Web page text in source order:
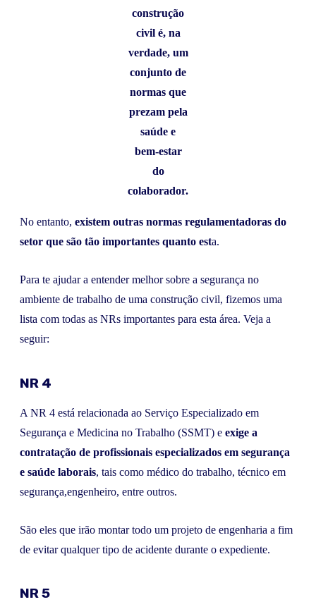
construção
civil é, na
verdade, um
conjunto de
normas que
prezam pela
saúde e
bem-estar
do
colaborador.
No entanto, existem outras normas regulamentadoras do
setor que são tão importantes quanto esta.
Para te ajudar a entender melhor sobre a segurança no
ambiente de trabalho de uma construção civil, fizemos uma
lista com todas as NRs importantes para esta área. Veja a
seguir:
NR 4
A NR 4 está relacionada ao Serviço Especializado em
Segurança e Medicina no Trabalho (SSMT) e exige a
contratação de profissionais especializados em segurança
e saúde laborais, tais como médico do trabalho, técnico em
segurança,engenheiro, entre outros.
São eles que irão montar todo um projeto de engenharia a fim
de evitar qualquer tipo de acidente durante o expediente.
NR 5